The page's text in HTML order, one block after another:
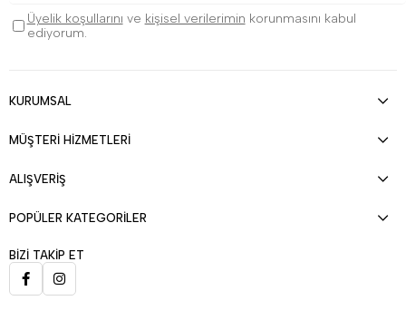
Üyelik koşullarını ve kişisel verilerimin korunmasını kabul
ediyorum.
KURUMSAL
MÜŞTERİ HİZMETLERİ
ALIŞVERİŞ
POPÜLER KATEGORİLER
BİZİ TAKİP ET